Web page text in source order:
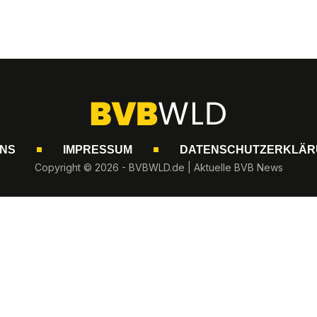
IMPRESSUM
Copyright © 2026 - BVBWLD.de | Aktuelle BVB News